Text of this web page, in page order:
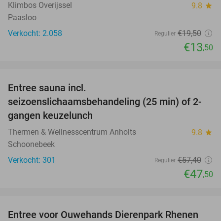
Klimbos Overijssel 9.8 star
Paasloo
Verkocht: 2.058
Regulier €19,50
€13,50
Entree sauna incl.
seizoenslichaamsbehandeling (25 min) of 2-
gangen keuzelunch
Thermen & Wellnesscentrum Anholts 9.8 star
Schoonebeek
Verkocht: 301
Regulier €57,40
€47,50
Entree voor Ouwehands Dierenpark Rhenen